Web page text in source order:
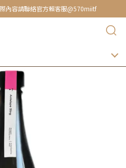
內容請聯絡官方賴客服@570miitf